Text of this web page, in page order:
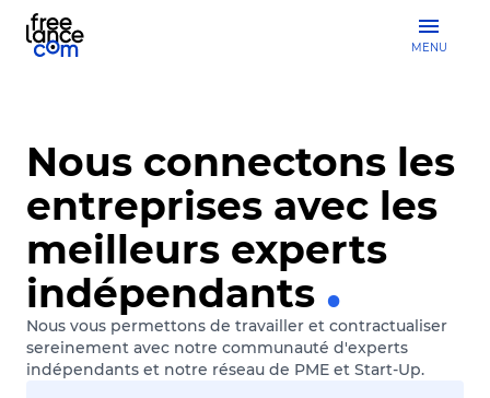
MENU
Nous connectons les
entreprises avec les
meilleurs experts
indépendants
Nous vous permettons de travailler et contractualiser
sereinement avec notre communauté d'experts
indépendants et notre réseau de PME et Start-Up.